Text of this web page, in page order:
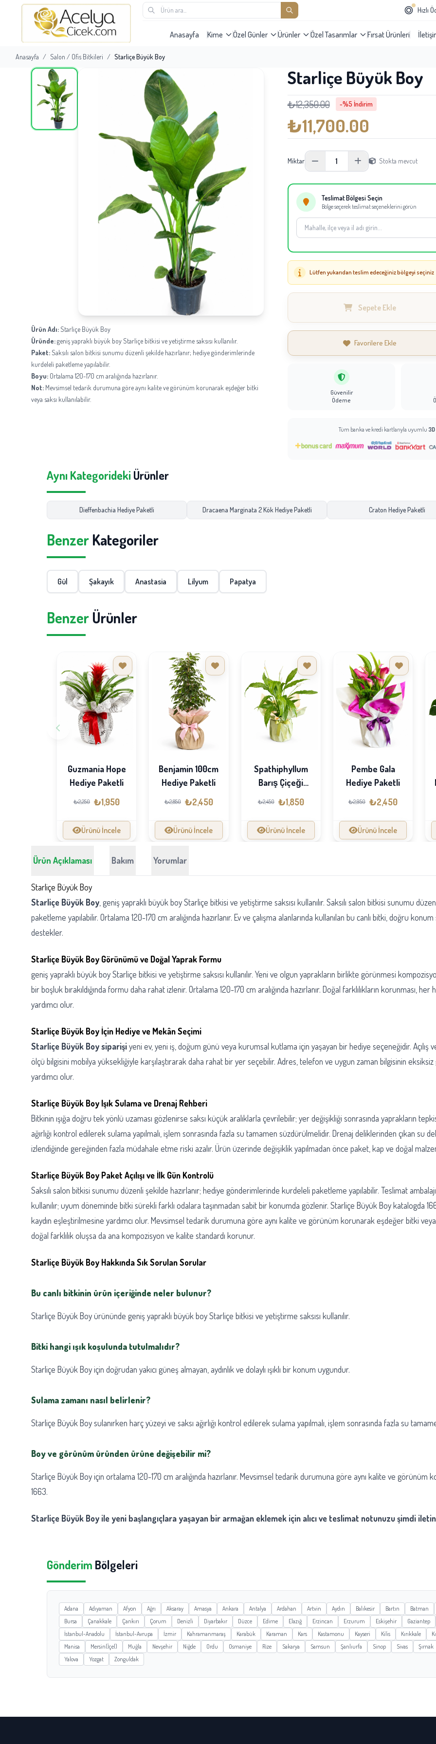
Hızlı
Anasayfa Kime Özel Günler Ürünler Özel Tasarımlar Fırsat Ürünleri
Anasayfa / Salon / Ofis Bitkileri / Starliçe Büyük Boy
Ürün Adı: Starliçe Büyük Boy
Üründe:geniş yapraklı büyük boy Starliçe bitkisi ve yetiştirme saksısı kullanılır.
Paket: Saksılı salon bitkisi sunumu düzenli şekilde hazırlanır; hediye gönderimlerinde
kurdeleli paketleme yapılabilir.
Boyu: Ortalama 120-170 cm aralığında hazırlanır.
Not: Mevsimsel tedarik durumuna göre aynı kalite ve görünüm korunarak eşdeğer bitki
veya saksı kullanılabilir.
Starliçe Büyük Boy
₺12,350.00 -%5 İndirim
₺11,700.00
Miktar 1 Stokta mevcut
Teslimat Bölgesi Seçin
Bölge seçerek teslimat seçeneklerini görün
Lütfen yukarıdan teslim edeceğiniz bölgeyi seçiniz
Sepete Ekle
Favorilere Ekle
Güvenilir
Ödeme
Tüm banka ve kredi kartlarıyla uyumlu
Aynı Kategorideki Ürünler
Dieffenbachia Hediye Paketli Dracaena Marginata 2 Kök Hediye Paketli Craton Hediye Paketli
Benzer Kategoriler
Gül Şakayık Anastasia Lilyum Papatya
Benzer Ürünler
Guzmania Hope
Hediye Paketli
₺2,250 ₺1,950
Ürünü İncele
Benjamin 100cm
Hediye Paketli
₺2,850 ₺2,450
Ürünü İncele
Spathiphyllum
Barış Çiçeği
Hediye Paketli
₺2,450 ₺1,850
Ürünü İncele
Pembe Gala
Hediye Paketli
₺2,950 ₺2,450
Ürünü İncele
Ürün Açıklaması Bakım Yorumlar
Starliçe Büyük Boy
Starliçe Büyük Boy , geniş yapraklı büyük boy Starliçe bitkisi ve yetiştirme saksısı kullanılır. Saksılı salon bitkisi sunumu
paketleme yapılabilir. Ortalama 120-170 cm aralığında hazırlanır. Ev ve çalışma alanlarında kullanılan bu canlı bitki, doğru
destekler.
Starliçe Büyük Boy Görünümü ve Doğal Yaprak Formu
geniş yapraklı büyük boy Starliçe bitkisi ve yetiştirme saksısı kullanılır. Yeni ve olgun yaprakların birlikte görünmesi
bir boşluk bırakıldığında formu daha rahat izlenir. Ortalama 120-170 cm aralığında hazırlanır. Doğal farklılıkların korunması,
yardımcı olur.
Starliçe Büyük Boy İçin Hediye ve Mekân Seçimi
Starliçe Büyük Boy siparişiyeni ev, yeni iş, doğum günü veya kurumsal kutlama için yaşayan bir hediye seçeneğidir.
ölçü bilgisini mobilya yüksekliğiyle karşılaştırarak daha rahat bir yer seçebilir. Adres, telefon ve uygun zaman bilgisinin
yardımcı olur.
Starliçe Büyük Boy Işık Sulama ve Drenaj Rehberi
Bitkinin ışığa doğru tek yönlü uzaması gözlenirse saksı küçük aralıklarla çevrilebilir; yer değişikliği sonrasında yaprakların
ağırlığı kontrol edilerek sulama yapılmalı, işlem sonrasında fazla su tamamen süzdürülmelidir. Drenaj deliklerinden çıkan su
izlendiğinde gereğinden fazla müdahale etme riski azalır. Ürün üzerinde değişiklik yapılmadan önce paket, kap ve doğal
Starliçe Büyük Boy Paket Açılışı ve İlk Gün Kontrolü
Saksılı salon bitkisi sunumu düzenli şekilde hazırlanır; hediye gönderimlerinde kurdeleli paketleme yapılabilir. Teslimat
kullanılır; uyum döneminde bitki sürekli farklı odalara taşınmadan sabit bir konumda gözlenir. Starliçe Büyük Boy katalogda
kaydın eşleştirilmesine yardımcı olur. Mevsimsel tedarik durumuna göre aynı kalite ve görünüm korunarak eşdeğer bitki
doğal farklılık oluşsa da ana kompozisyon ve kalite standardı korunur.
Starliçe Büyük Boy Hakkında Sık Sorulan Sorular
Bu canlı bitkinin ürün içeriğinde neler bulunur?
Starliçe Büyük Boy ürününde geniş yapraklı büyük boy Starliçe bitkisi ve yetiştirme saksısı kullanılır.
Bitki hangi ışık koşulunda tutulmalıdır?
Starliçe Büyük Boy için doğrudan yakıcı güneş almayan, aydınlık ve dolaylı ışıklı bir konum uygundur.
Sulama zamanı nasıl belirlenir?
Starliçe Büyük Boy sulanırken harç yüzeyi ve saksı ağırlığı kontrol edilerek sulama yapılmalı, işlem sonrasında fazla su
Boy ve görünüm üründen ürüne değişebilir mi?
Starliçe Büyük Boy için ortalama 120-170 cm aralığında hazırlanır. Mevsimsel tedarik durumuna göre aynı kalite ve görünüm
1663.
Starliçe Büyük Boy ile yeni başlangıçlara yaşayan bir armağan eklemek için alıcı ve teslimat notunuzu şimdi
Gönderim Bölgeleri
Adana Adıyaman Afyon Ağrı Aksaray Amasya Ankara Antalya Ardahan Artvin Aydın Balıkesir Bartın Batman
Bursa
Çanakkale Çankırı Çorum Denizli Diyarbakır Düzce Edirne Elazığ Erzincan Erzurum Eskişehir Gaziantep
İstanbul-Anadolu
İstanbul-Avrupa İzmir Kahramanmaraş Karabük Karaman Kars Kastamonu Kayseri Kilis Kırıkkale
Manisa
Mersin(İçel) Muğla Nevşehir Niğde Ordu Osmaniye Rize Sakarya Samsun Şanlıurfa Sinop Sivas Şırnak
Yalova
Yozgat Zonguldak